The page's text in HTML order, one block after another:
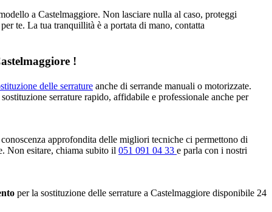
a Castelmaggiore. Non lasciare nulla al caso, proteggi
te. La tua tranquillità è a portata di mano, contatta
!
delle serrature anche di serrande manuali o motorizzate.
serrature rapido, affidabile e professionale anche per
approfondita delle migliori tecniche ci permettono di
Non esitare, chiama subito il 051 091 04 33 e parla con i nostri
per la sostituzione delle serrature a Castelmaggiore disponibile 24